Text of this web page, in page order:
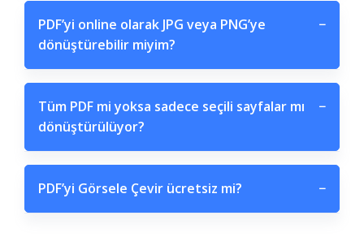
PDF’yi online olarak JPG veya PNG’ye
dönüştürebilir miyim?
−
Tüm PDF mi yoksa sadece seçili sayfalar mı
dönüştürülüyor?
−
PDF’yi Görsele Çevir ücretsiz mi? −